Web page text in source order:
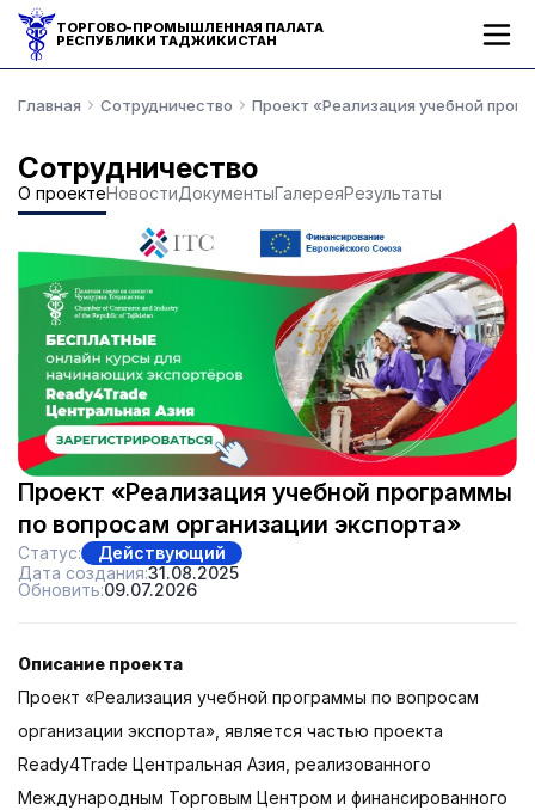
ТОРГОВО-ПРОМЫШЛЕННАЯ ПАЛАТА
РЕСПУБЛИКИ ТАДЖИКИСТАН
Главная Сотрудничество Проект «Реализация учебной
Сотрудничество
О проектеНовостиДокументыГалереяРезультаты
Проект «Реализация учебной программы
по вопросам организации экспорта»
Статус:
Действующий
Дата создания:31.08.2025
Обновить:09.07.2026
Описание проекта
Проект «Реализация учебной программы по вопросам
организации экспорта», является частью проекта
Ready4Trade Центральная Азия, реализованного
Международным Торговым Центром и финансированного